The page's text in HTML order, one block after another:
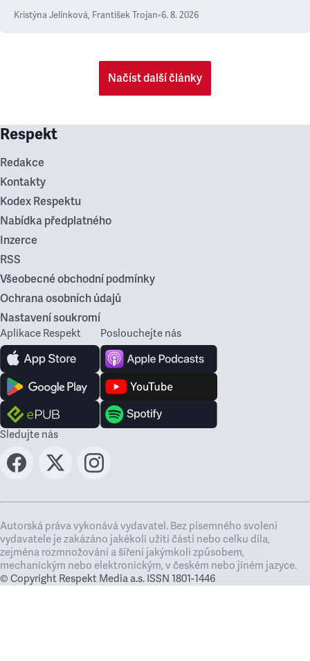
Kristýna Jelínková, František Trojan•6. 8. 2026
Načíst další články
Respekt
Redakce
Kontakty
Kodex Respektu
Nabídka předplatného
Inzerce
RSS
Všeobecné obchodní podmínky
Ochrana osobních údajů
Nastavení soukromí
Aplikace Respekt Poslouchejte nás
Sledujte nás
Autorská práva vykonává vydavatel. Bez písemného svolení
vydavatele je zakázáno jakékoli užití částí nebo celku díla,
zejména rozmnožování a šíření jakýmkoli způsobem,
mechanickým nebo elektronickým, v českém nebo jiném jazyce.
© Copyright Respekt Media a.s. ISSN 1801-1446